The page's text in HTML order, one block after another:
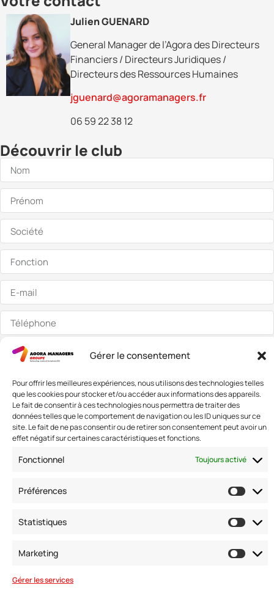
Gérer le consentement
Pour offrir les meilleures expériences, nous utilisons des technologies telles
que les cookies pour stocker et/ou accéder aux informations des appareils.
Le fait de consentir à ces technologies nous permettra de traiter des
données telles que le comportement de navigation ou les ID uniques sur ce
site. Le fait de ne pas consentir ou de retirer son consentement peut avoir un
effet négatif sur certaines caractéristiques et fonctions.
Fonctionnel Toujours activé
Préférences
Statistiques
Marketing
Gérer les services
Julien GUENARD
General Manager de l’Agora des Directeurs
Financiers / Directeurs Juridiques /
Directeurs des Ressources Humaines
jguenard@agoramanagers.fr
06 59 22 38 12
Découvrir le club
Je souhaite découvrir le club
Nous contacter
Adresse: 42 avenue de la Grande Armée 75017 PARIS
Standard :01 47 42 76 60
Fax : 01 40 17 99 21